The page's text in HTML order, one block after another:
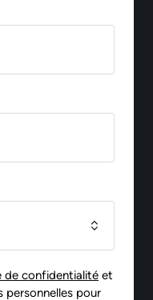
de confidentialité et
personnelles pour